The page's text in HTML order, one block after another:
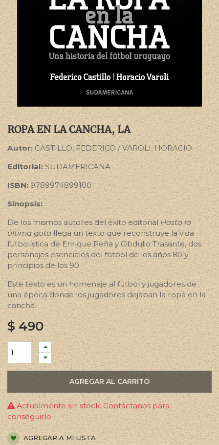
ROPA EN LA CANCHA, LA
Autor:CASTILLO, FEDERICO / VAROLI, HORACIO
Editorial:SUDAMERICANA
ISBN: 9789974899100
Sinopsis:
De los mismos autores del éxito editorial Hasta la
última gotallega un texto que reconstruye la vida
futbolística de Enrique Peña y Obdulio Trasante, dos
personajes esenciales del fútbol de los años 80 y
principios de los 90.
Este texto es un homenaje al fútbol y jugadores de
una época donde los jugadores dejaban la ropa en la
cancha.
$490
AGREGAR AL CARRITO
Actualmente sin stock. Contáctanos para
conseguirlo.
AGREGAR A MI LISTA